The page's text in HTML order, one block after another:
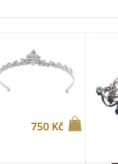
750 Kč